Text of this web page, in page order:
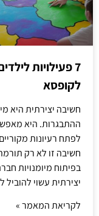
7 פעילויות
לקופסא
חשיבה יצירתית היא
ההתבגרות. היא
לפתח רעיונות
חשיבה זו לא רק
בפיתוח מיומנויות
יצירתית עשוי
לקריאת המאמר »